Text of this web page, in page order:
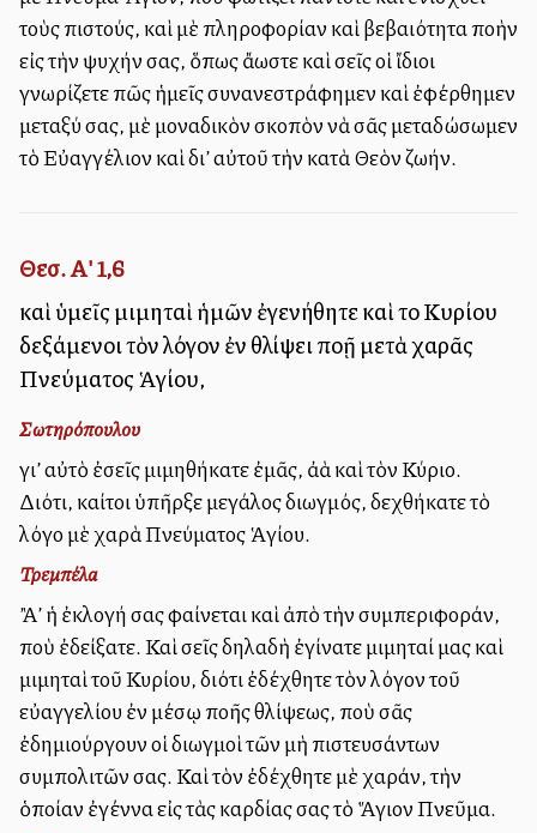
τοὺς πιστούς, καὶ μὲ πληροφορίαν καὶ βεβαιότητα πολλὴν
εἰς τὴν ψυχήν σας, ὅπως ἄλλωστε καὶ σεῖς οἱ ἴδιοι
γνωρίζετε πῶς ἡμεῖς συνανεστράφημεν καὶ ἐφέρθημεν
μεταξύ σας, μὲ μοναδικὸν σκοπὸν νὰ σᾶς μεταδώσωμεν
τὸ Εὐαγγέλιον καὶ δι’ αὐτοῦ τὴν κατὰ Θεὸν ζωήν.
Θεσ. Α' 1,6
καὶ ὑμεῖς μιμηταὶ ἡμῶν ἐγενήθητε καὶ τοῦ Κυρίου
δεξάμενοι τὸν λόγον ἐν θλίψει πολλῇ μετὰ χαρᾶς
Πνεύματος Ἁγίου,
Σωτηρόπουλου
γι’ αὐτὸ ἐσεῖς μιμηθήκατε ἐμᾶς, ἀλλὰ καὶ τὸν Κύριο.
Διότι, καίτοι ὑπῆρξε μεγάλος διωγμός, δεχθήκατε τὸ
λόγο μὲ χαρὰ Πνεύματος Ἁγίου.
Τρεμπέλα
Ἂλλ’ ἡ ἐκλογή σας φαίνεται καὶ ἀπὸ τὴν συμπεριφοράν,
ποὺ ἐδείξατε. Καὶ σεῖς δηλαδὴ ἐγίνατε μιμηταί μας καὶ
μιμηταὶ τοῦ Κυρίου, διότι ἐδέχθητε τὸν λόγον τοῦ
εὐαγγελίου ἐν μέσῳ πολλῆς θλίψεως, ποὺ σᾶς
ἐδημιούργουν οἱ διωγμοὶ τῶν μὴ πιστευσάντων
συμπολιτῶν σας. Καὶ τὸν ἐδέχθητε μὲ χαράν, τὴν
ὁποίαν ἐγέννα εἰς τὰς καρδίας σας τὸ Ἅγιον Πνεῦμα.